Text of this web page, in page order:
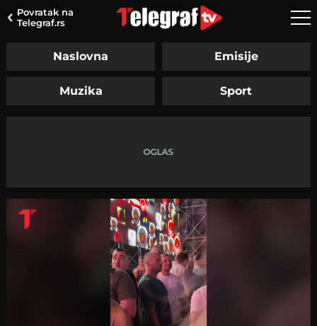
Povratak na
Telegraf.rs
Naslovna Emisije
Muzika Sport